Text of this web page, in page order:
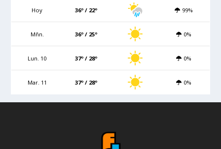
Hoy 36º / 22º 99%
Mñn. 36º / 25º 0%
Lun. 10 37º / 28º 0%
Mar. 11 37º / 28º 0%